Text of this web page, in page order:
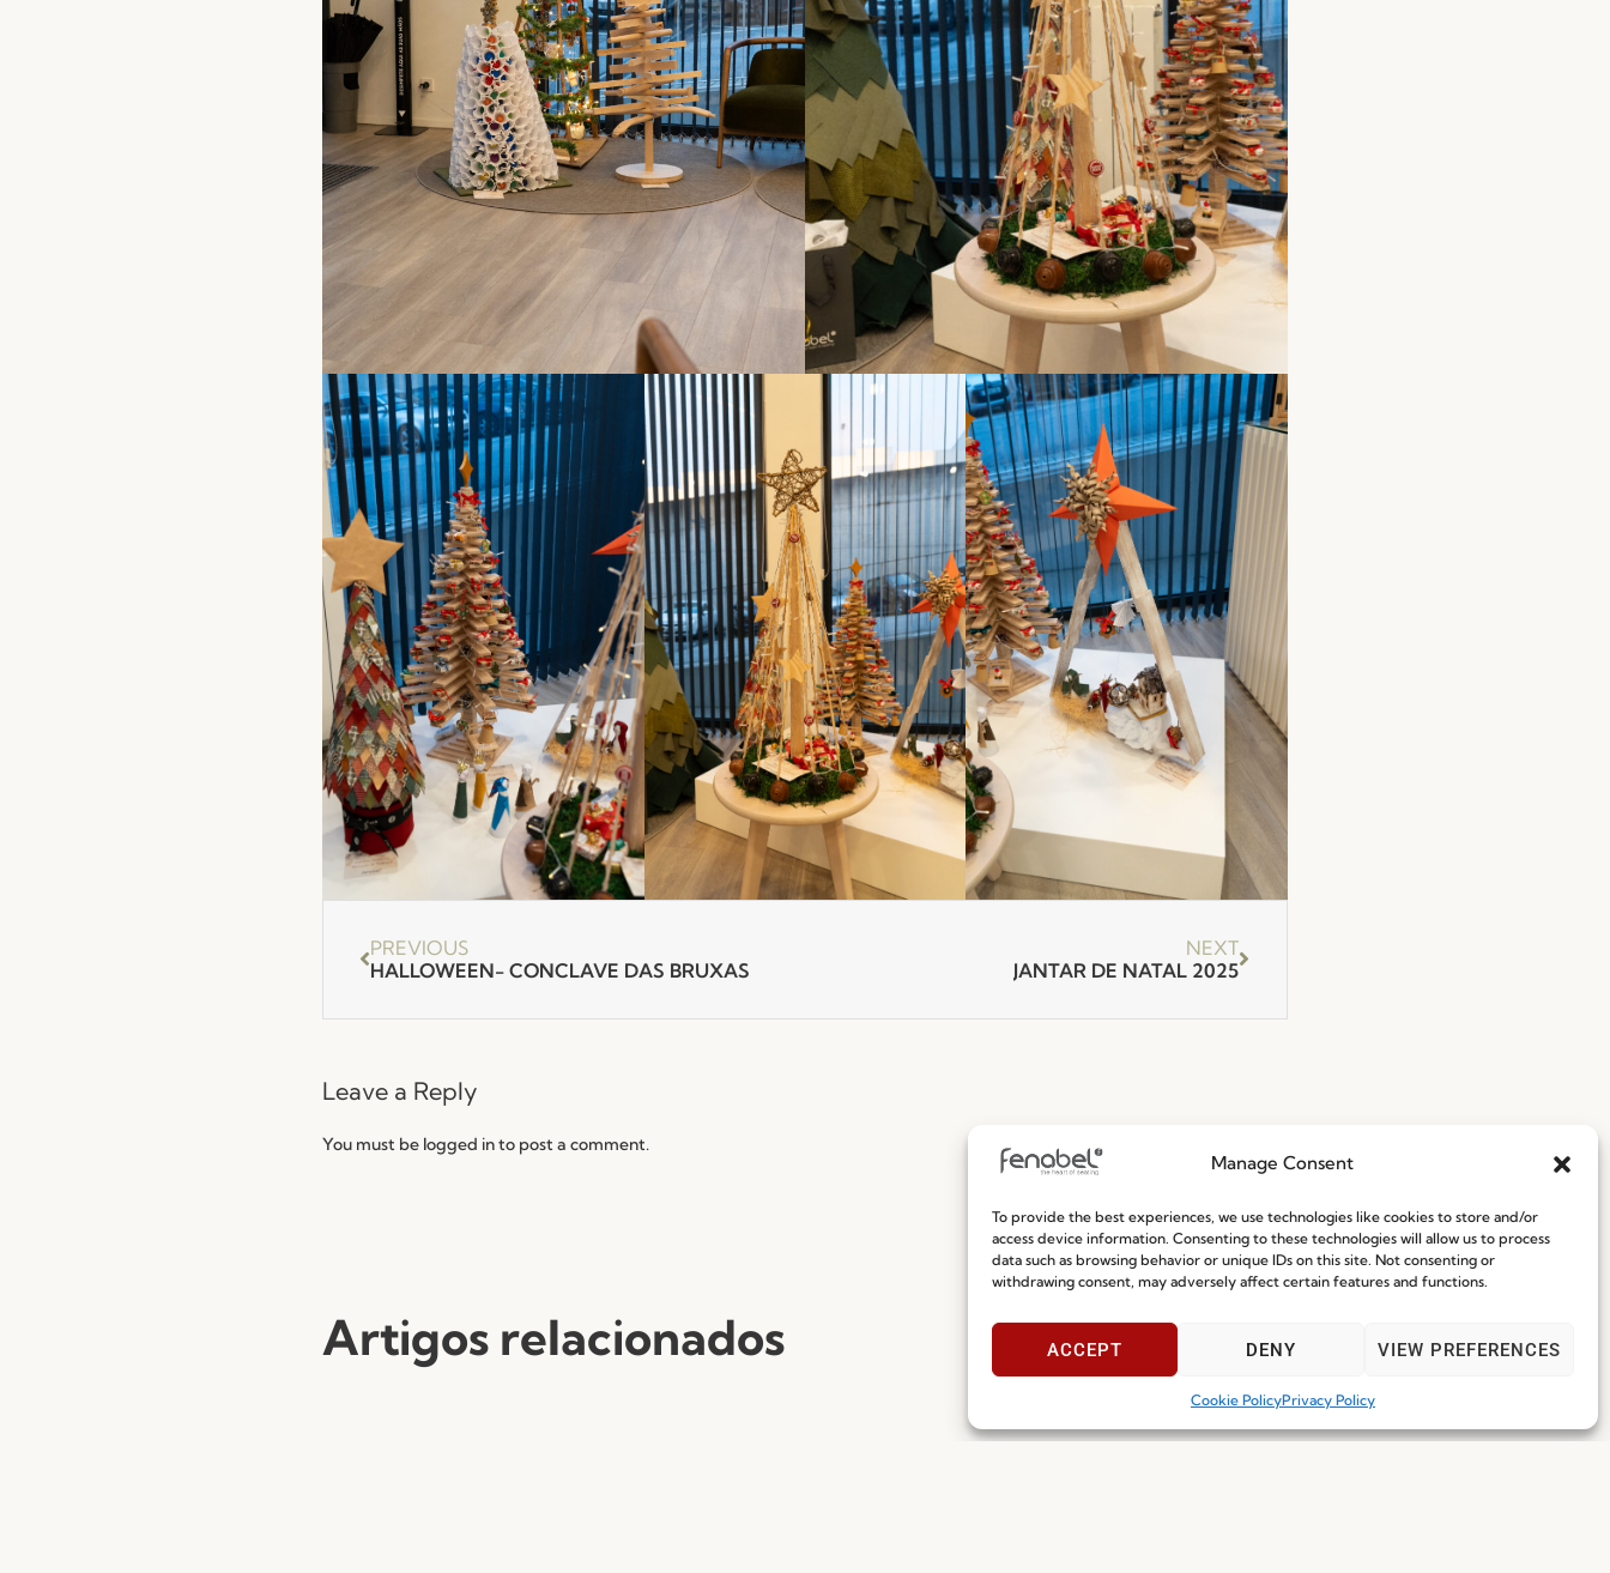
Manage Consent
To provide the best experiences, we use technologies like cookies to store and/or
access device information. Consenting to these technologies will allow us to process
data such as browsing behavior or unique IDs on this site. Not consenting or
withdrawing consent, may adversely affect certain features and functions.
ACCEPT DENY VIEW PREFERENCES
Cookie PolicyPrivacy Policy
PREVIOUS
HALLOWEEN- CONCLAVE DAS BRUXAS
NEXT
JANTAR DE NATAL 2025
Leave a Reply
You must be logged into post a comment.
Artigos relacionados